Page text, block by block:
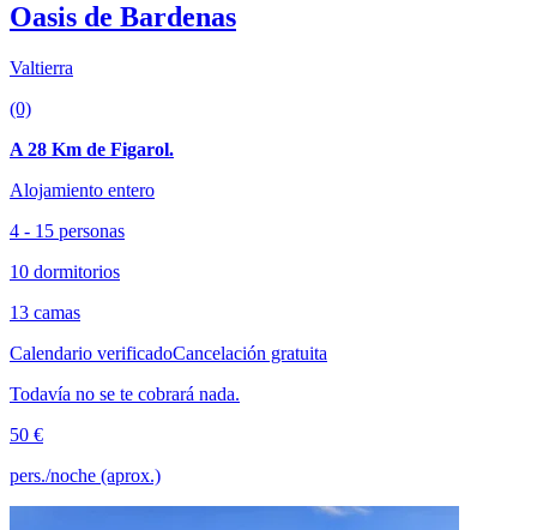
Oasis de Bardenas
Valtierra
(0)
A 28 Km de Figarol.
Alojamiento entero
4 - 15 personas
10 dormitorios
13 camas
Calendario verificadoCancelación gratuita
Todavía no se te cobrará nada.
50 €
pers./noche (aprox.)